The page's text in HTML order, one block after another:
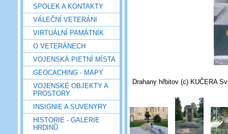
SPOLEK A KONTAKTY
VÁLEČNÍ VETERÁNI
VIRTUÁLNÍ PAMÁTNÍK
O VETERÁNECH
VOJENSKÁ PIETNÍ MÍSTA
GEOCACHING - MAPY
VOJENSKÉ OBJEKTY A
PROSTORY
INSIGNIE A SUVENYRY
HISTORIE - GALERIE
HRDINŮ
Drahany hřbitov (c) KUČERA